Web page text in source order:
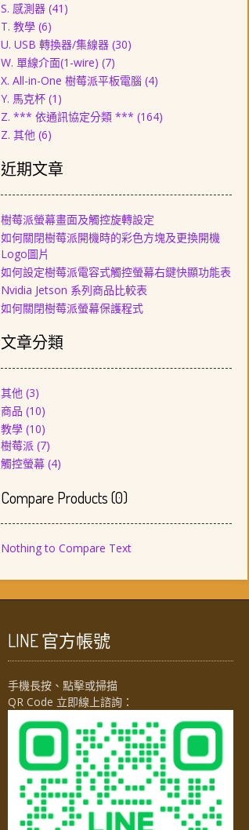
S. 感測器 (41)
T. 教學 (6)
U. USB 轉換器/集線器 (30)
W. 單線介面(1-wire) (7)
X. All-in-One 樹莓派平板電腦 (4)
Y. 馬克杯 (1)
Z. *** 依通訊協定分類 *** (164)
Z. 其他 (6)
近期文章
樹莓派螢幕畫面及觸控旋轉設定
如何關閉樹莓派開機時的彩色方塊及更換開機
Logo圖片
如何設定樹莓派電容式觸控螢幕右鍵快顯功能表
Nvidia Jetson 系列商品比較表
如何關閉樹莓派螢幕保護程式
文章分類
其他(3)
商品 (10)
教學(10)
樹莓派(7)
觸控螢幕(4)
Compare Products(0)
Nothing to Compare Text
LINE 官方帳號
手機長按、點擊或掃描
QR Code 立即線上諮詢：